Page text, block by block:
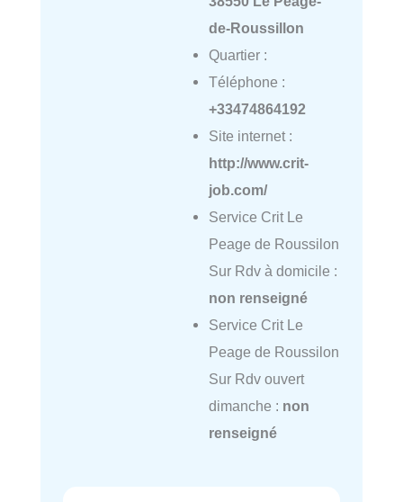
de-Roussillon
Quartier :
Téléphone :
+33474864192
Site internet :
http://www.crit-
job.com/
Service Crit Le
Peage de Roussilon
Sur Rdv à domicile :
non renseigné
Service Crit Le
Peage de Roussilon
Sur Rdv ouvert
dimanche : non
renseigné